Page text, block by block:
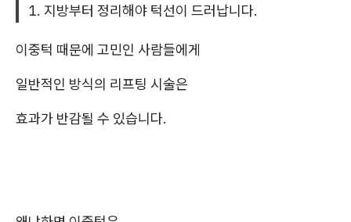
1. 지방부터 정리해야 턱선이 드러납니다.
이중턱 때문에 고민인 사람들에게
일반적인 방식의 리프팅 시술은
효과가 반감될 수 있습니다.